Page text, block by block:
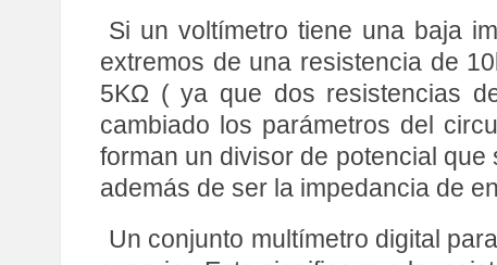
Si un voltímetro tiene una baja
extremos de una resistencia de
5KΩ ( ya que dos resistencias
cambiado los parámetros del
forman un divisor de potencial
además de ser la impedancia de
Un conjunto multímetro digital